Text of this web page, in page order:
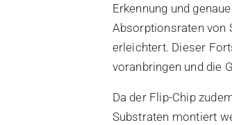
Erkennung und
Absorptionsraten von
erleichtert. Dieser
voranbringen und die
Da der Flip-Chip
Substraten montiert